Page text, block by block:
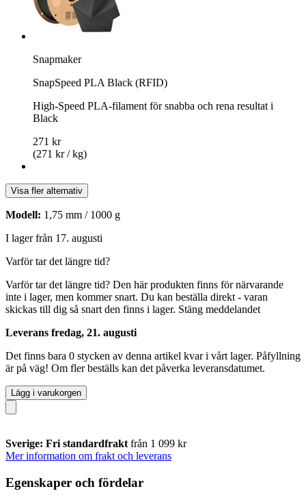
Snapmaker
SnapSpeed PLA Black (RFID)
High-Speed PLA-filament för snabba och rena resultat i
Black
271 kr
(271 kr / kg)
Visa fler alternativ
Modell: 1,75 mm / 1000 g
I lager från 17. augusti
Varför tar det längre tid?
Varför tar det längre tid? Den här produkten finns för närvarande
inte i lager, men kommer snart. Du kan beställa direkt - varan
skickas till dig så snart den finns i lager. Stäng meddelandet
Leverans fredag, 21. augusti
Det finns bara 0 stycken av denna artikel kvar i vårt lager. Påfyllning
är på väg! Om fler beställs kan det påverka leveransdatumet.
Lägg i varukorgen
Sverige: Fri standardfrakt från 1 099 kr
Mer information om frakt och leverans
Egenskaper och fördelar